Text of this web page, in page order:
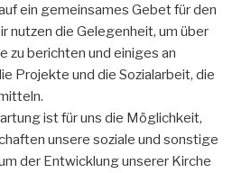
ein gemeinsames Gebet für den
nutzen die Gelegenheit, um über
zu berichten und einiges an
Projekte und die Sozialarbeit, die
ist für uns die Möglichkeit,
unsere soziale und sonstige
der Entwicklung unserer Kirche